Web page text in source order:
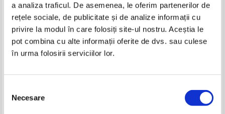
a analiza traficul. De asemenea, le oferim partenerilor de
rețele sociale, de publicitate și de analize informații cu
privire la modul în care folosiți site-ul nostru. Aceștia le
pot combina cu alte informații oferite de dvs. sau culese
în urma folosirii serviciilor lor.
consimțământului
Necesare
Natasa Alina Culea - Te-a sedus
povestea
28,00Lei 21,00
Adaugă în coș
Nora Roberts - Tributul. Scrisori
de dragoste, Sperante implinite
(2 volume)
Adaugă în coș